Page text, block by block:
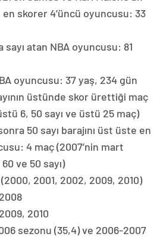
skorer 4’üncü oyuncusu: 33
sayı atan NBA oyuncusu: 81
oyuncusu: 37 yaş, 234 gün
üstünde skor ürettiği maç
6, 50 sayı ve üstü 25 maç)
50 sayı barajını üst üste en
4 maç (2007’nin mart
ve 50 sayı)
2001, 2002, 2009, 2010)
2010
sezonu (35,4) ve 2006-2007